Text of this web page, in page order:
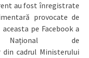
au fost înregistrate
provocate de
pe Facebook a
Național de
cadrul Ministerului